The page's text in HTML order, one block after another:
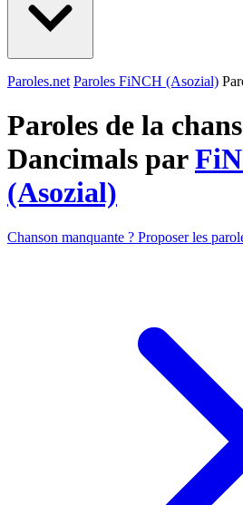
Paroles.net Paroles FiNCH (Asozial)
Paroles de la
Dancimals par
(Asozial)
Chanson manquante ? Proposer les